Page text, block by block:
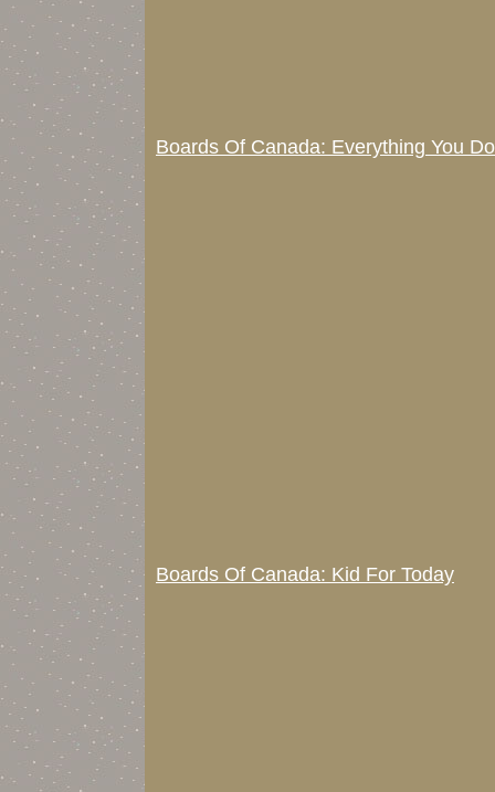
Boards Of Canada: Everything You
Boards Of Canada: Kid For Today